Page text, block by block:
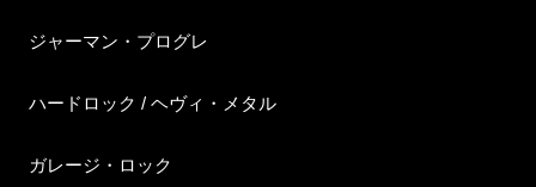
ジャーマン・プログレ
ハードロック / ヘヴィ・メタル
ガレージ・ロック